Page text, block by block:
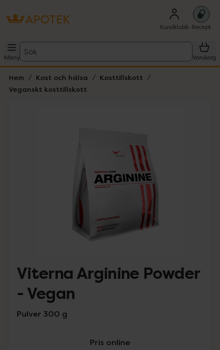
Kundklubb Recept
Meny
Sök
Varukorg
Hem Kost och hälsa
Kosttillskott
Veganskt kosttillskott
Viterna Arginine Powder
- Vegan
Pulver 300 g
Pris online